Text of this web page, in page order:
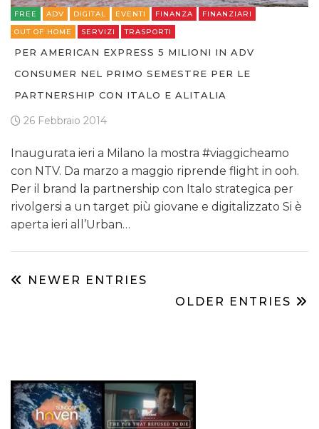
FREE ADV DIGITAL EVENTI FINANZA
FINANZIARI
OUT OF HOME
SERVIZI TRASPORTI
PER AMERICAN EXPRESS 5 MILIONI IN ADV
CONSUMER NEL PRIMO SEMESTRE PER LE
PARTNERSHIP CON ITALO E ALITALIA
26 Febbraio 2014
Inaugurata ieri a Milano la mostra #viaggicheamo
con NTV. Da marzo a maggio riprende flight in ooh.
Per il brand la partnership con Italo strategica per
rivolgersi a un target più giovane e digitalizzato Si è
aperta ieri all’Urban…
NEWER ENTRIES
OLDER ENTRIES